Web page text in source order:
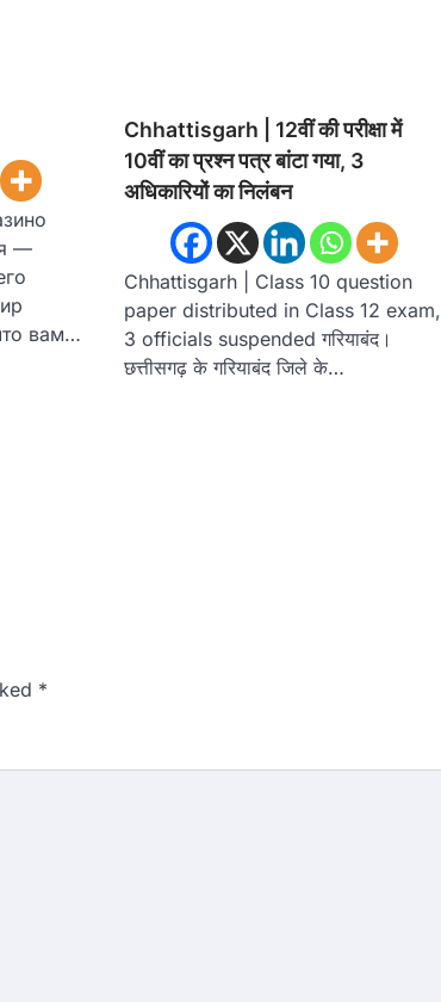
—
вам…
Chhattisgarh | 12वीं की परीक्षा में
10वीं का प्रश्न पत्र बांटा गया, 3
अधिकारियों का निलंबन
Chhattisgarh | Class 10 question
paper distributed in Class 12 exam,
3 officials suspended गरियाबंद।
छत्तीसगढ़ के गरियाबंद जिले के…
*